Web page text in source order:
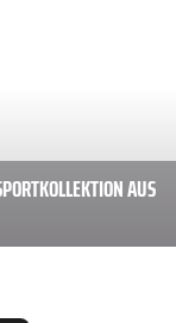
AUS